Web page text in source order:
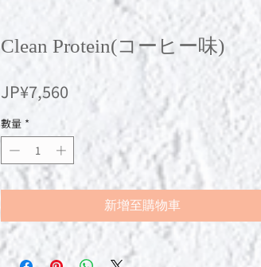
Clean Protein(コーヒー味)
JP¥7,560 價
數量 *
新增至購物車